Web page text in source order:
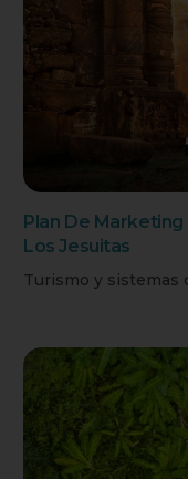
Plan De
Los Jesuitas
Turismo y sistemas